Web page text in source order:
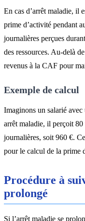
En cas d’arrêt maladie, il
prime d’activité pendant
journalières perçues
des ressources. Au-delà
revenus à la CAF pour
Exemple de calcul
Imaginons un salarié
arrêt maladie, il perçoit 80
journalières, soit 960 €.
pour le calcul de la prime
Procédure à
prolongé
Si l’arrêt maladie se